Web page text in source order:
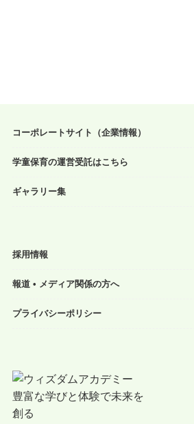
コーポレートサイト（企業情報）
学童保育の運営受託はこちら
ギャラリー集
採用情報
報道 • メディア関係の方へ
プライバシーポリシー